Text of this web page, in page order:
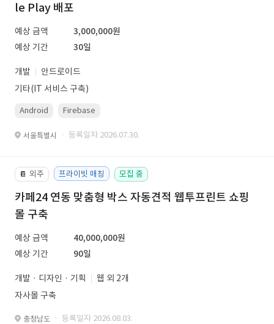
le Play 배포
예상 금액
3,000,000원
예상 기간
30일
개발
안드로이드
기타(IT 서비스 구축)
Android Firebase
서울특별시 · 등록일자 2026.07.30.
📔 외주 프라이빗 매칭 모집 중
카페24 연동 맞춤형 박스 자동견적 웹투프린트 쇼핑
몰 구축
예상 금액
40,000,000원
예상 기간
90일
개발 · 디자인 · 기획
웹 외 2개
자사몰 구축
충청남도 · 등록일자 2026.08.03.